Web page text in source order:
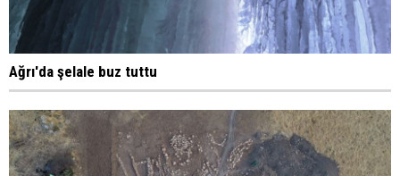
Ağrı'da şelale buz tuttu